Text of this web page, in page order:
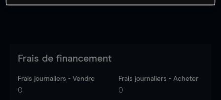
Frais de financement
Frais journaliers - Vendre
0
Frais journaliers - Acheter
0